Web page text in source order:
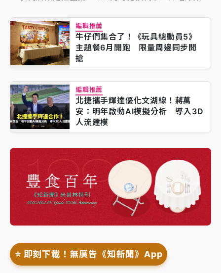
編輯推薦
牛仔們集合了！《玩具總動員5》
主題餐6月開跑 限量周邊同步開
搶
編輯推薦
北捷攜手輝達優化文湖線！蔣萬
安：明年啟動AI模擬分析 導入3D
人流建模
⭐️ 即刻下載！無廣告《知新聞》App